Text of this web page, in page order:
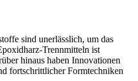
sind unerlässlich, um das
Trennmitteln ist
hinaus haben Innovationen
fortschrittlicher Formtechniken